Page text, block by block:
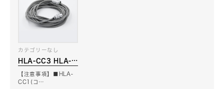
HLA-CC3 HLA-
CC1用延長ケーブル
カテゴリーなし
【注意事項】■HLA-
CC1(コ…